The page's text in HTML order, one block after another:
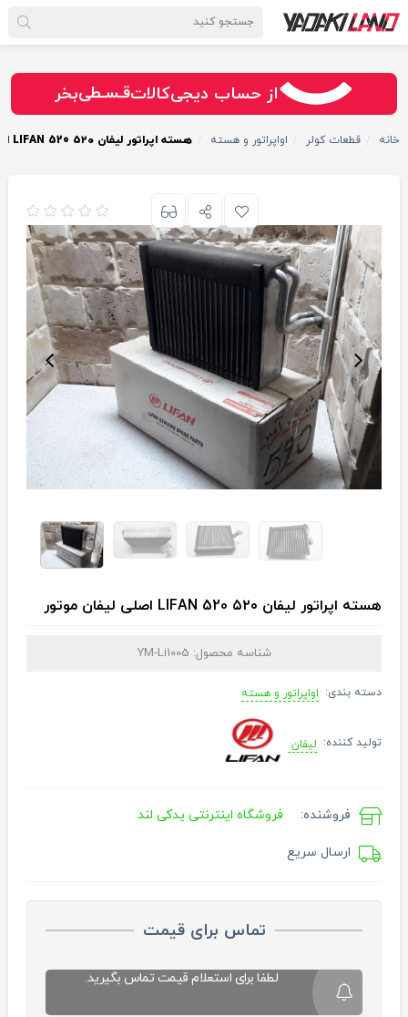
از حساب دیجی‌کالات
سـریــع
امـــــن
قـسـطیبخر
خانه قطعات کولر اواپراتور و هسته هسته اپراتور لیفان ۵۲۰ LIFAN 520 اصلی لیفان موتور
هسته اپراتور لیفان ۵۲۰ LIFAN 520 اصلی لیفان موتور
شناسه محصول: YM-Li1005
دسته بندی: اواپراتور و هسته
تولید کننده: لیفان
فروشنده: فروشگاه اینترنتی یدکی لند
ارسال سریع
تماس برای قیمت
لطفا برای استعلام قیمت تماس بگیرید.